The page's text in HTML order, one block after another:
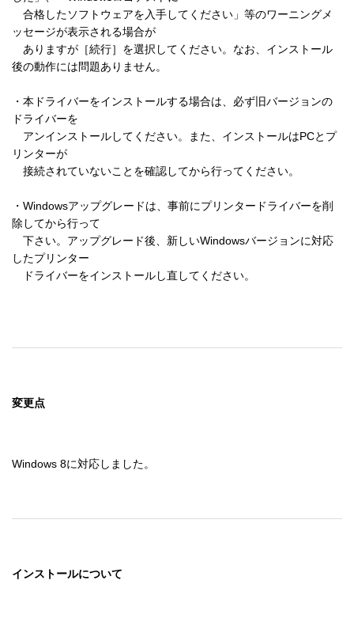
合格したソフトウェアを入手してください」等のワーニングメ
ッセージが表示される場合が
ありますが［続行］を選択してください。なお、インストール
後の動作には問題ありません。
・本ドライバーをインストールする場合は、必ず旧バージョンの
ドライバーを
アンインストールしてください。また、インストールはPCとプ
リンターが
接続されていないことを確認してから行ってください。
・Windowsアップグレードは、事前にプリンタードライバーを削
除してから行って
下さい。アップグレード後、新しいWindowsバージョンに対応
したプリンター
ドライバーをインストールし直してください。
変更点
インストールについて